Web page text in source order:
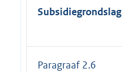
:
Subsidiegrondslag
Paragraaf 2.6